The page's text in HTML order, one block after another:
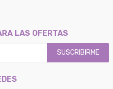
LAS OFERTAS
SUSCRIBIRME